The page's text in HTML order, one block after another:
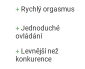
+Rychlý orgasmus
+Jednoduché
ovládání
+Levnější než
konkurence